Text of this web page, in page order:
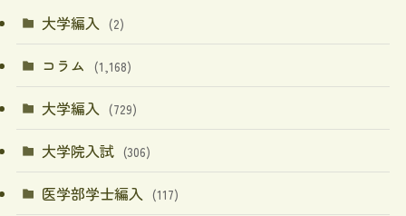
大学編入 (2)
コラム (1,168)
大学編入 (729)
大学院入試 (306)
医学部学士編入 (117)